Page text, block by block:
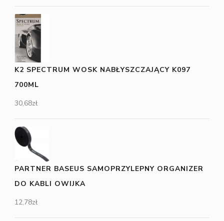
K2 SPECTRUM WOSK NABŁYSZCZAJĄCY K097
700ML
30,68zł
PARTNER BASEUS SAMOPRZYLEPNY ORGANIZER
DO KABLI OWIJKA
12,78zł